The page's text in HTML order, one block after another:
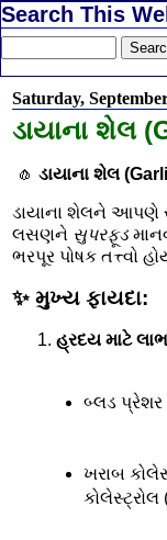
Search This
Saturday,
ડાયાના શેલ
🧄 ડાયાના શેલ
ડાયાના શેલને આપણે
લસણને સુપરફૂડ
ભરપૂર પોષક તત્ત્વો
✨ મુખ્ય ફાયદા:
હ્રદય માટે
બ્લડ પ્રેશર
ખરાબ
કોલેસ્ટ્રોલ